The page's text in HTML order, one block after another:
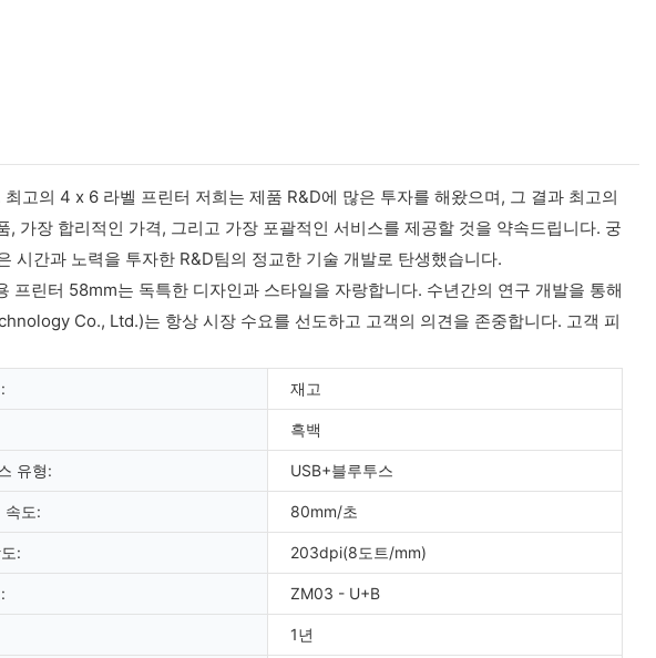
고의 4 x 6 라벨 프린터 저희는 제품 R&D에 많은 투자를 해왔으며, 그 결과 최고의
가장 합리적인 가격, 그리고 가장 포괄적인 서비스를 제공할 것을 약속드립니다. 궁
시간과 노력을 투자한 R&D팀의 정교한 기술 개발로 탄생했습니다.
린터 58mm는 독특한 디자인과 스타일을 자랑합니다. 수년간의 연구 개발을 통해
Co., Ltd.)는 항상 시장 수요를 선도하고 고객의 의견을 존중합니다. 고객 피
재고
흑백
유형: USB+블루투스
속도: 80mm/초
: 203dpi(8도트/mm)
ZM03 - U+B
1년